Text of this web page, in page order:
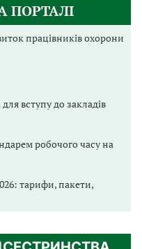
ПОРТАЛІ
працівників охорони
вступу до закладів
робочого часу на
тарифи, пакети,